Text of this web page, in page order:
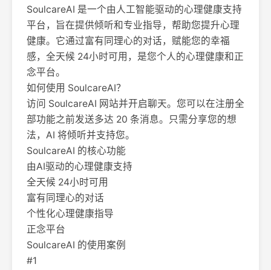
SoulcareAI 是一个由人工智能驱动的心理健康支持
平台，旨在提供倾听和专业指导，帮助您提升心理
健康。它通过富有同理心的对话，赋能您的幸福
感，全天候 24小时可用，是您个人的心理健康和正
念平台。
如何使用 SoulcareAI？
访问 SoulcareAI 网站并开启聊天。您可以在注册全
部功能之前发送多达 20 条消息。只需分享您的想
法，AI 将倾听并支持您。
SoulcareAI 的核心功能
由AI驱动的心理健康支持
全天候 24小时可用
富有同理心的对话
个性化心理健康指导
正念平台
SoulcareAI 的使用案例
#1